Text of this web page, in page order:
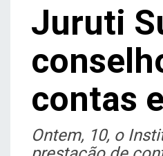
Juruti
contas
Ontem, 10, o